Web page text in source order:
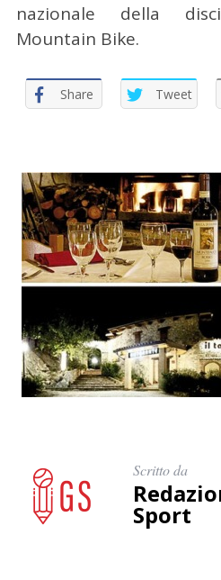
nazionale della
Mountain Bike.
Share Tweet
Scritto da
Sport
C
e
p
e
r
: